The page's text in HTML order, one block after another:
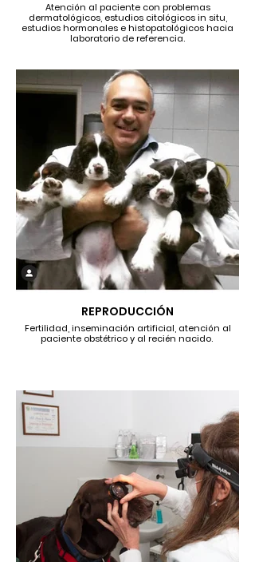
Atención al paciente con problemas
dermatológicos, estudios citológicos in situ,
estudios hormonales e histopatológicos hacia
laboratorio de referencia.
REPRODUCCIÓN
Fertilidad, inseminación artificial, atención al
paciente obstétrico y al recién nacido.